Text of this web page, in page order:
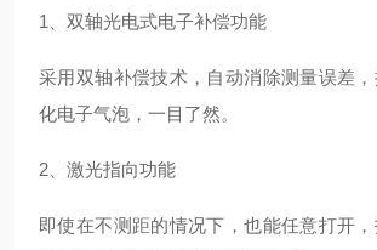
1、双轴光电式电子补偿功能
采用双轴补偿技术，自动消除测量误差
化电子气泡，一目了然。
2、激光指向功能
即使在不测距的情况下，也能任意打开